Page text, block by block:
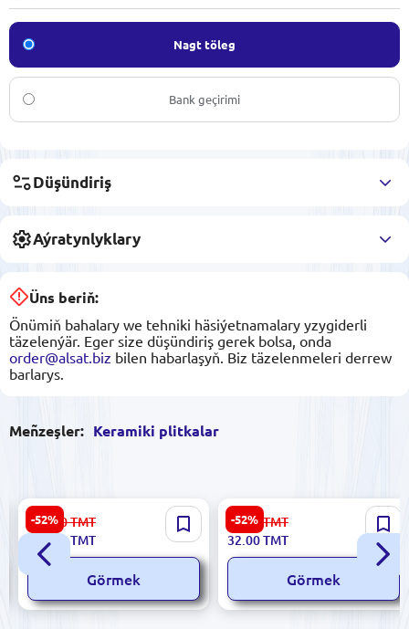
Nagt töleg
Bank geçirimi
Düşündiriş
Aýratynlyklary
Üns beriň:
Önümiň bahalary we tehniki häsiýetnamalary yzygiderli
täzelenýär. Eger size düşündiriş gerek bolsa, onda
order@alsat.biz bilen habarlaşyň. Biz täzelenmeleri derrew
barlarys.
Meñzeşler: Keramiki plitkalar
-52%
Stella 5900499040806 |
Keramiki Plitka 25x50 sm Bež
834.00TMT
395.00TMT
Görmek
-52%
Atena 5900499048123 |
Keramiki Plitka 25x50 sm
Bronzo Décor
67.00 TMT
32.00TMT
Görmek